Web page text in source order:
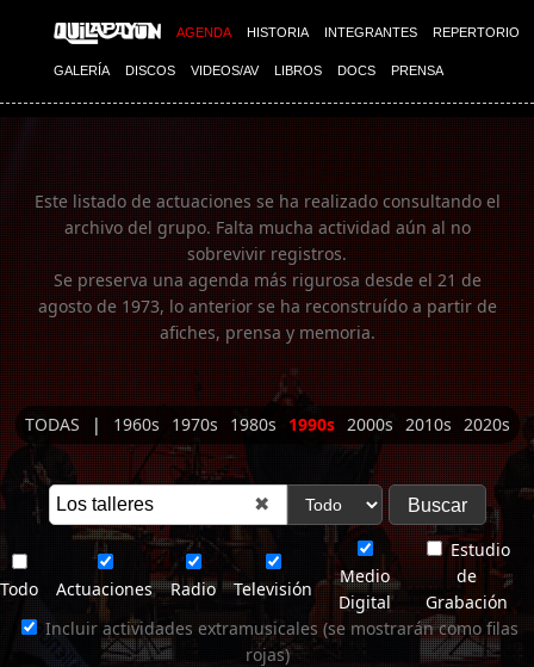
AGENDA HISTORIA INTEGRANTES REPERTORIO
GALERÍA DISCOS VIDEOS/AV LIBROS DOCS PRENSA
Imagen 01
Este listado de actuaciones se ha realizado consultando el
archivo del grupo. Falta mucha actividad aún al no
sobrevivir registros.
Se preserva una agenda más rigurosa desde el 21 de
agosto de 1973, lo anterior se ha reconstruído a partir de
afiches, prensa y memoria.
TODAS | 1960s 1970s 1980s 1990s 2000s 2010s 2020s
✖
Todo Actuaciones Radio Televisión
Medio
Digital
Estudio
de
Grabación
Incluir actividades extramusicales (se mostrarán como filas
rojas)